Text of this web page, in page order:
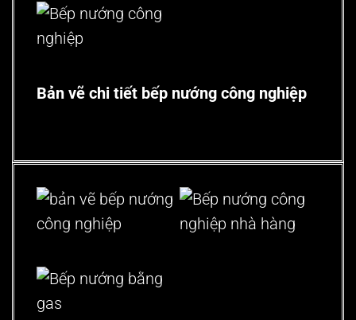
Bản vẽ chi tiết bếp nướng công nghiệp